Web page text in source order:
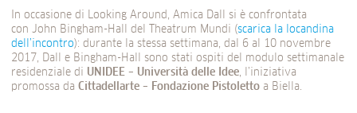
In occasione di Looking Around, Amica Dall si è confrontata
con John Bingham-Hall del Theatrum Mundi (scarica la locandina
dell’incontro): durante la stessa settimana, dal 6 al 10 novembre
2017, Dall e Bingham-Hall sono stati ospiti del modulo settimanale
residenziale di UNIDEE – Università delle Idee, l’iniziativa
promossa da Cittadellarte – Fondazione Pistoletto a Biella.